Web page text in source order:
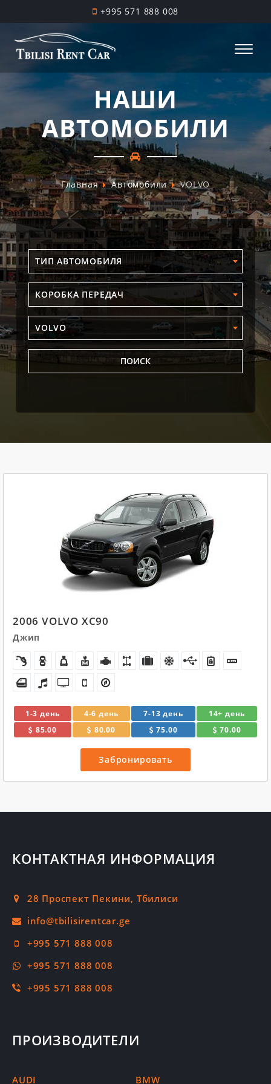
+995 571 888 008
НАШИ
АВТОМОБИЛИ
Главная Автомобили VOLVO
ТИП АВТОМОБИЛЯ
КОРОБКА ПЕРЕДАЧ
VOLVO
ПОИСК
2006 VOLVO XC90
Джип
1-3 день 4-6 день 7-13 день
14+ день
85.00
80.00 75.00 70.00
Забронировать
КОНТАКТНАЯ ИНФОРМАЦИЯ
28 Проспект Пекини, Тбилиси
+995 571 888 008
+995 571 888 008
+995 571 888 008
ПРОИЗВОДИТЕЛИ
AUDI BMW